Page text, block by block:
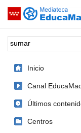
Saltar navegación
Palabra o frase:
Inicio
Canal
Últimos
Centros